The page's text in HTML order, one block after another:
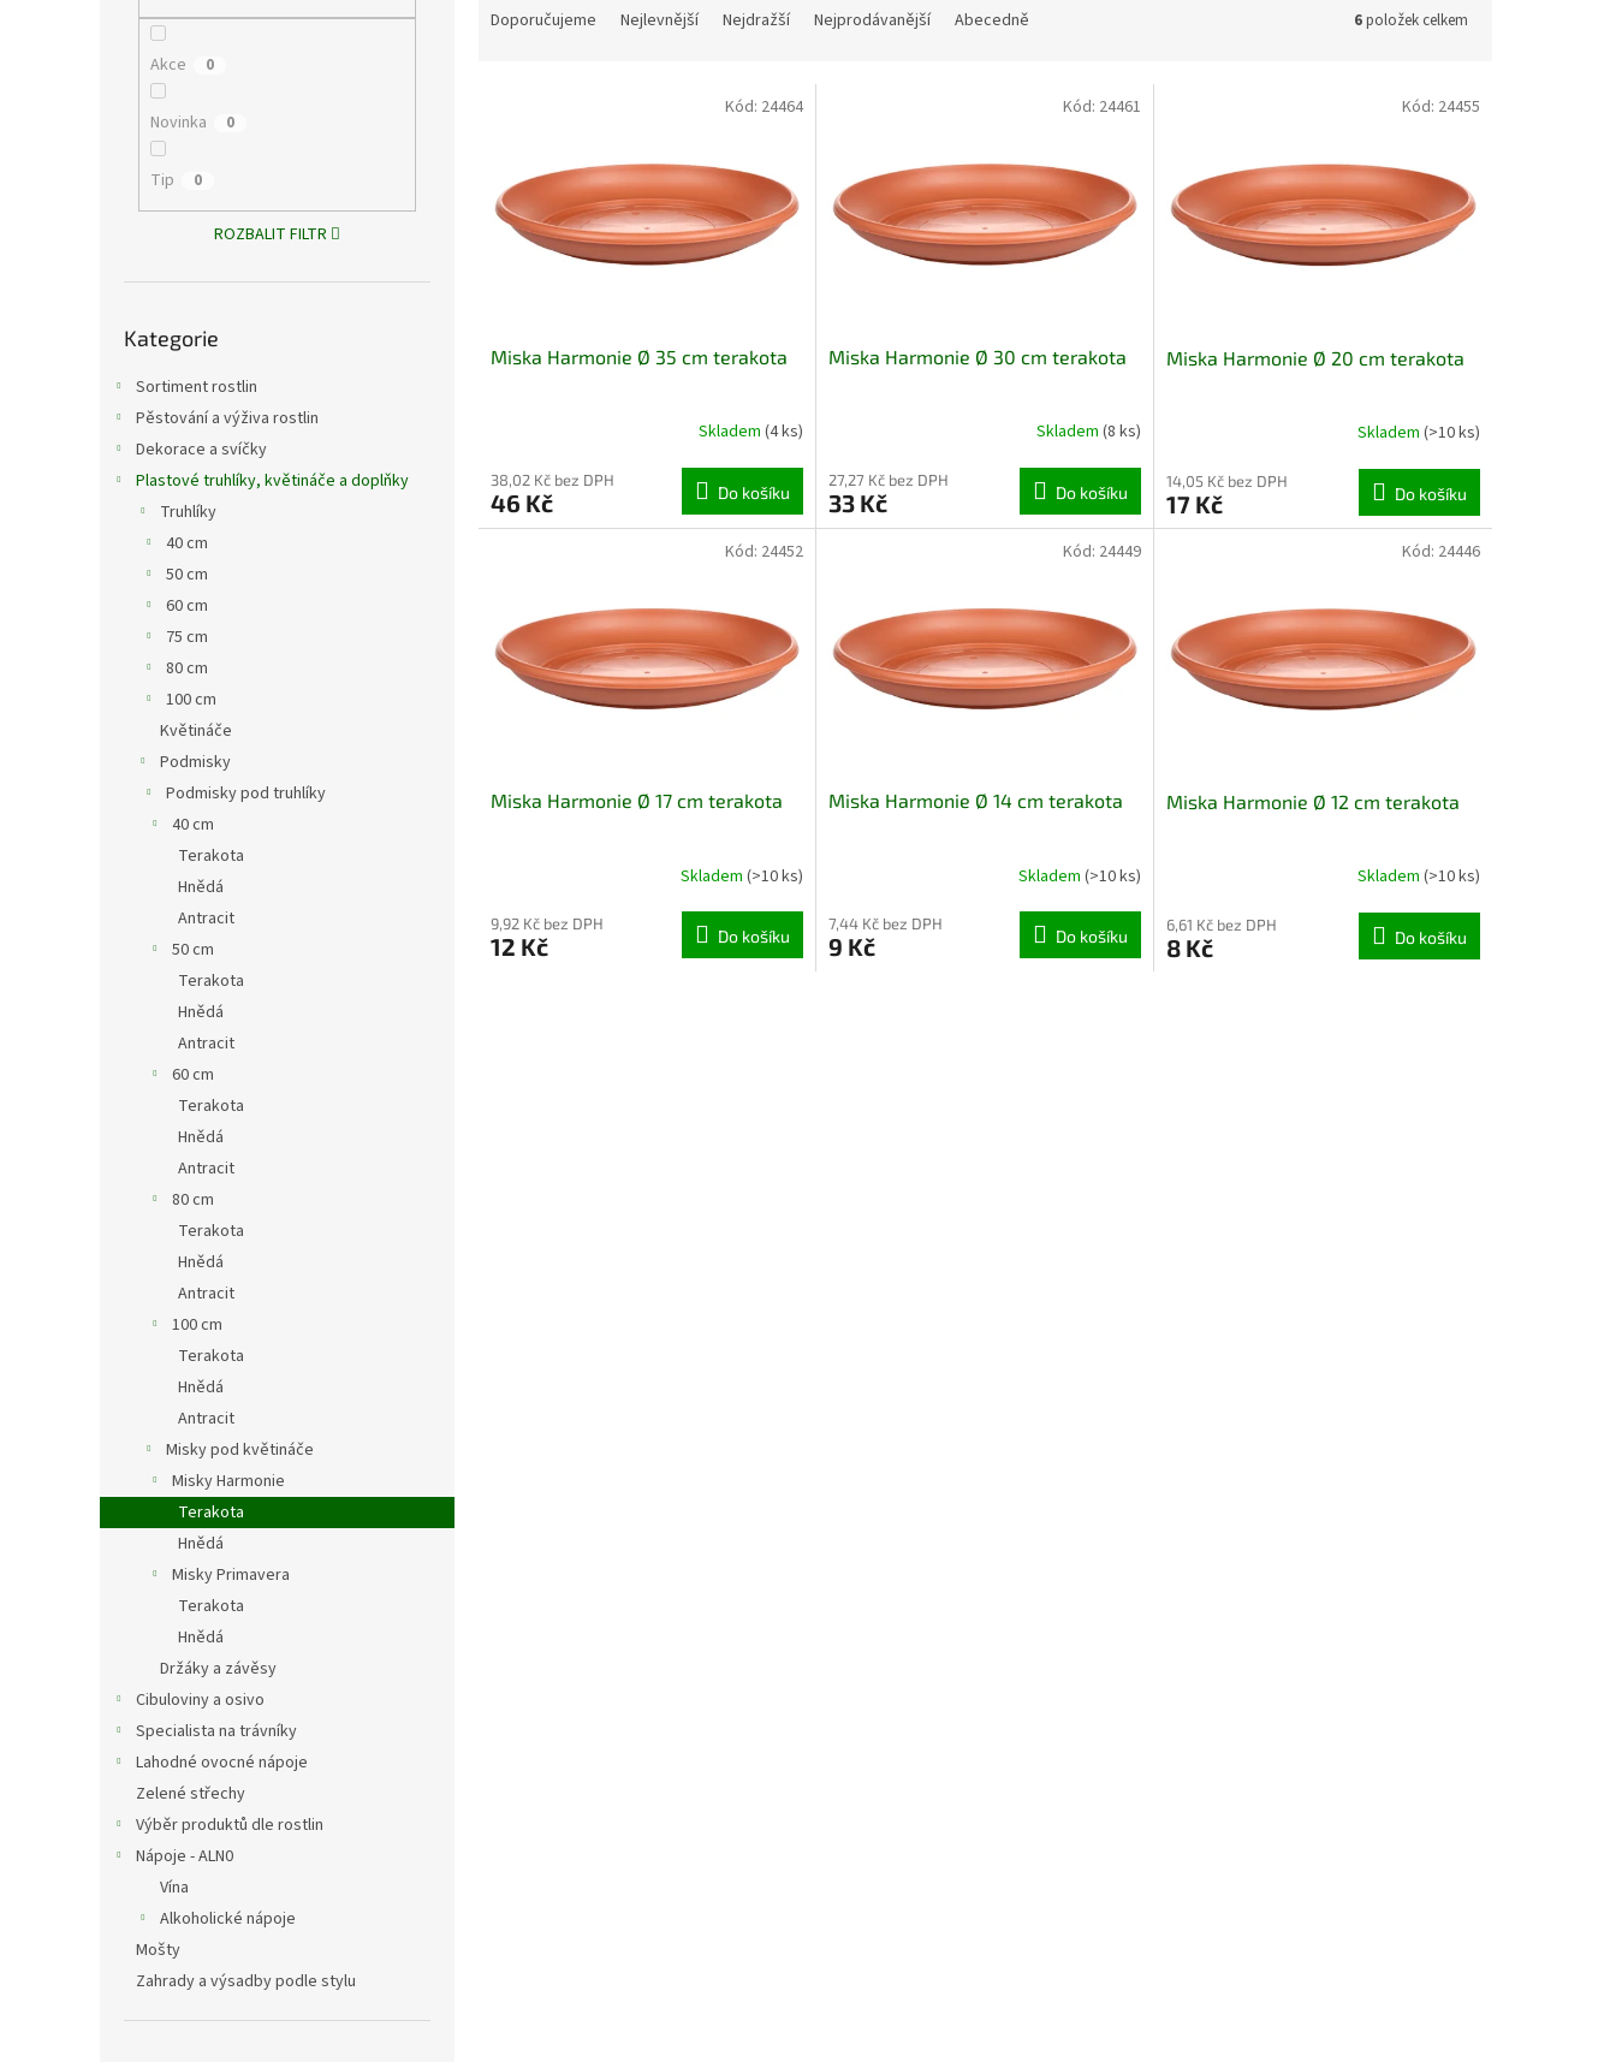
Akce 0
Novinka 0
Tip 0
ROZBALIT FILTR
kategorie
Kategorie
Sortiment rostlin
Pěstování a výživa rostlin
Dekorace a svíčky
Plastové truhlíky, květináče a doplňky
Truhlíky
40 cm
50 cm
60 cm
75 cm
80 cm
100 cm
Květináče
Podmisky
Podmisky pod truhlíky
40 cm
Terakota
Hnědá
Antracit
50 cm
Terakota
Hnědá
Antracit
60 cm
Terakota
Hnědá
Antracit
80 cm
Terakota
Hnědá
Antracit
100 cm
Terakota
Hnědá
Antracit
Misky pod květináče
Misky Harmonie
Terakota
Hnědá
Misky Primavera
Terakota
Hnědá
Držáky a závěsy
Cibuloviny a osivo
Specialista na trávníky
Lahodné ovocné nápoje
Zelené střechy
Výběr produktů dle rostlin
Nápoje - ALN0
Vína
Alkoholické nápoje
Mošty
Zahrady a výsadby podle stylu
Doporučujeme Nejlevnější Nejdražší Nejprodávanější Abecedně 6položek celkem
Miska Harmonie Ø 35 cm terakota
Skladem (4 ks)
38,02 Kč bez DPH
46 Kč Do košíku
Kód: 24464
Miska Harmonie Ø 30 cm terakota
Skladem (8 ks)
27,27 Kč bez DPH
33 Kč Do košíku
Kód: 24461
Miska Harmonie Ø 20 cm terakota
Skladem (>10 ks)
14,05 Kč bez DPH
17 Kč Do košíku
Kód: 24455
Miska Harmonie Ø 17 cm terakota
Skladem (>10 ks)
9,92 Kč bez DPH
12 Kč Do košíku
Kód: 24452
Miska Harmonie Ø 14 cm terakota
Skladem (>10 ks)
7,44 Kč bez DPH
9 Kč Do košíku
Kód: 24449
Miska Harmonie Ø 12 cm terakota
Skladem (>10 ks)
6,61 Kč bez DPH
8 Kč Do košíku
Kód: 24446